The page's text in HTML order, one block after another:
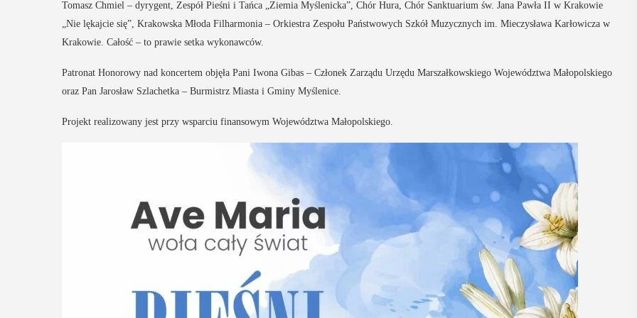
Tomasz Chmiel – dyrygent, Zespół Pieśni i Tańca „Ziemia Myślenicka”, Chór Hura, Chór Sanktuarium św. Jana Pawła II w Krakowie
„Nie lękajcie się”, Krakowska Młoda Filharmonia – Orkiestra Zespołu Państwowych Szkół Muzycznych im. Mieczysława Karłowicza w
Krakowie. Całość – to prawie setka wykonawców.
Patronat Honorowy nad koncertem objęła Pani Iwona Gibas – Członek Zarządu Urzędu Marszałkowskiego Województwa Małopolskiego
oraz Pan Jarosław Szlachetka – Burmistrz Miasta i Gminy Myślenice.
Projekt realizowany jest przy wsparciu finansowym Województwa Małopolskiego.
12 MAJ
16:00 - 17:30
Seniorów w
Jaworniku
Podczas majowego spotkania seniorzy
będą mieli wyjątkową okazję
przygotować się na nadchodzące lato,
zaopatrując się w naturalne kosmetyki
wykonane własnoręcznie. Uuczestnicy
będą proszeni o przyniesienie
słoiczków ...
16 MAJ
Biblioteki
Pedagogicznej
PROGRAM DNIA OTWARTEGO BIBLIOTEKI
PEDAGOGICZNEJ W MYŚLENICACH
9.00 – 11.00 zajęcia dla dzieci:
Spotkanie z robotami - Ozobot i Photon
zapraszają dzieci do wspólnej zabawy.
Magiczne ...